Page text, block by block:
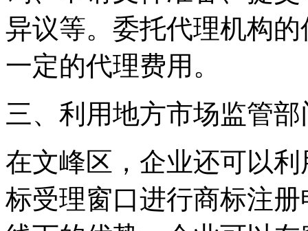
异议等。委托代理机构
一定的代理费用。
三、利用地方市场监管
在文峰区，企业还可以
标受理窗口进行商标注